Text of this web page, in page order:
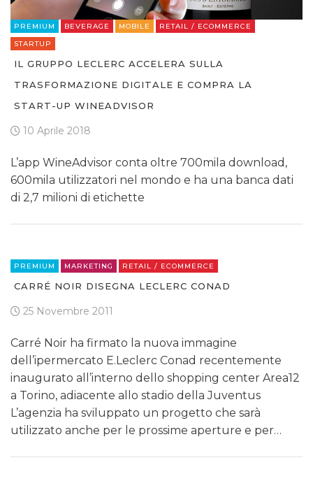
PREMIUM BEVERAGE MOBILE
RETAIL / ECOMMERCE
STARTUP
IL GRUPPO LECLERC ACCELERA SULLA
TRASFORMAZIONE DIGITALE E COMPRA LA
START-UP WINEADVISOR
10 Aprile 2018
L’app WineAdvisor conta oltre 700mila download,
600mila utilizzatori nel mondo e ha una banca dati
di 2,7 milioni di etichette
PREMIUM MARKETING RETAIL / ECOMMERCE
CARRÉ NOIR DISEGNA LECLERC CONAD
25 Novembre 2011
Carré Noir ha firmato la nuova immagine
dell’ipermercato E.Leclerc Conad recentemente
inaugurato all’interno dello shopping center Area12
a Torino, adiacente allo stadio della Juventus
L’agenzia ha sviluppato un progetto che sarà
utilizzato anche per le prossime aperture e per…